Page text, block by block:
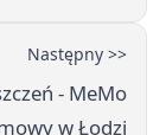
Następny >>
- MeMo
w Łodzi